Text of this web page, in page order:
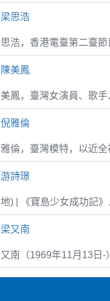
梁思浩
思浩，香港電臺第二臺
陳美鳳
美鳳，臺灣女演員、歌
倪雅倫
雅倫，臺灣模特，以近
游詩璟
地) | 《寶島少女成功記
梁又南
又南（1969年11月13日-